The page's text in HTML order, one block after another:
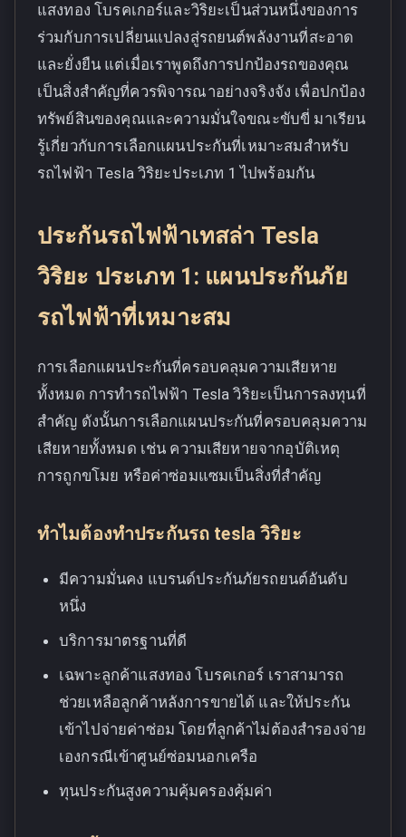
แสงทอง โบรคเกอร์และวิริยะเป็นส่วนหนึ่งของการ
ร่วมกับการเปลี่ยนแปลงสู่รถยนต์พลังงานที่สะอาด
และยั่งยืน แต่เมื่อเราพูดถึงการปกป้องรถของคุณ
เป็นสิ่งสำคัญที่ควรพิจารณาอย่างจริงจัง เพื่อปกป้อง
ทรัพย์สินของคุณและความมั่นใจขณะขับขี่ มาเรียน
รู้เกี่ยวกับการเลือกแผนประกันที่เหมาะสมสำหรับ
รถไฟฟ้า Tesla วิริยะประเภท 1 ไปพร้อมกัน
ประกันรถไฟฟ้าเทสล่า Tesla
วิริยะ ประเภท 1: แผนประกันภัย
รถไฟฟ้าที่เหมาะสม
การเลือกแผนประกันที่ครอบคลุมความเสียหาย
ทั้งหมด การทำรถไฟฟ้า Tesla วิริยะเป็นการลงทุนที่
สำคัญ ดังนั้นการเลือกแผนประกันที่ครอบคลุมความ
เสียหายทั้งหมด เช่น ความเสียหายจากอุบัติเหตุ
การถูกขโมย หรือค่าซ่อมแซมเป็นสิ่งที่สำคัญ
ทำไมต้องทำประกันรถ tesla วิริยะ
มีความมั่นคง แบรนด์ประกันภัยรถยนต์อันดับ
หนึ่ง
บริการมาตรฐานที่ดี
เฉพาะลูกค้าแสงทอง โบรคเกอร์ เราสามารถ
ช่วยเหลือลูกค้าหลังการขายได้ และให้ประกัน
เข้าไปจ่ายค่าซ่อม โดยที่ลูกค้าไม่ต้องสำรองจ่าย
เองกรณีเข้าศูนย์ซ่อมนอกเครือ
ทุนประกันสูงความคุ้มครองคุ้มค่า